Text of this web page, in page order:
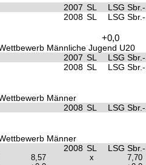
2007 SL
LSG
2008 SL LSG
+0,0
Männliche Jugend U20
2007 SL LSG
2008 SL LSG
Männer
2008 SL LSG
Männer
2008 SL LSG
8,57 x
7,70